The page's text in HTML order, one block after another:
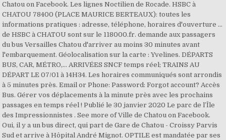
Chatou on Facebook. Les lignes Noctilien de Rocade. HSBC à
CHATOU 78400 (PLACE MAURICE BERTEAUX): toutes les
informations pratiques : adresse, téléphone, horaires d'ouverture ...
de HSBC à CHATOU sont sur le 118000.fr. demande aux passagers
du bus Versailles Chatou d'arriver au moins 30 minutes avant
l'embarquement. Géolocalisation sur la carte : Yvelines. DÉPARTS
BUS, CAR, MÉTRO,… ARRIVÉES SNCF temps réel; TRAINS AU
DÉPART LE 07/01 à 14H34. Les horaires communiqués sont arrondis
à 5 minutes près. Email or Phone: Password: Forgot account? Accès
Bus. Gérer vos déplacements à la minute près avec les prochains
passages en temps réel ! Publié le 30 janvier 2020 Le parc de l’Île
des Impressionnistes . See more of Ville de Chatou on Facebook.
Oui, il y a un bus direct, qui part de Gare de Chatou - Croissy Parvis
Sud et arrive à Hôpital André Mignot. OPTILE est mandatée par ses